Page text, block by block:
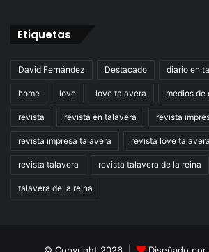
Etiquetas
David Fernández Destacado diario en
home love love talavera medios de
revista revista en talavera revista
revista impresa talavera revista love talavera
revista talavera revista talavera de la reina
talavera de la reina